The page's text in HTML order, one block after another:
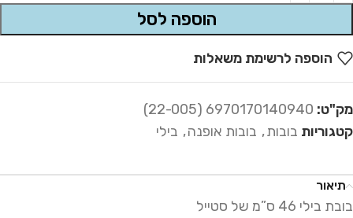
הוספה לסל
הוספה לרשימת משאלות
מק"ט: 6970170140940 (22-005)
קטגוריות בובות, בובות אופנה, בילי
תיאור
בובת בילי 46 ס”מ של סטייל